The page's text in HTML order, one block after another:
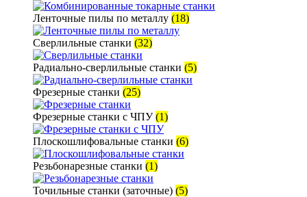
Ленточные пилы по металлу (18)
Сверлильные станки (32)
Радиально-сверлильные станки (5)
Фрезерные станки (25)
Фрезерные станки с ЧПУ(1)
Плоскошлифовальные станки (6)
Резьбонарезные станки (1)
Точильные станки (заточные) (5)